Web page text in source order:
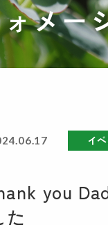
メー
イ
you
た